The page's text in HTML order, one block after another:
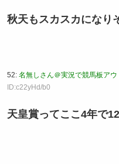
秋天もスカスカになり
52: 名無しさん＠実況で競馬板アウ
ID:c22yHd/b0
天皇賞ってここ4年で